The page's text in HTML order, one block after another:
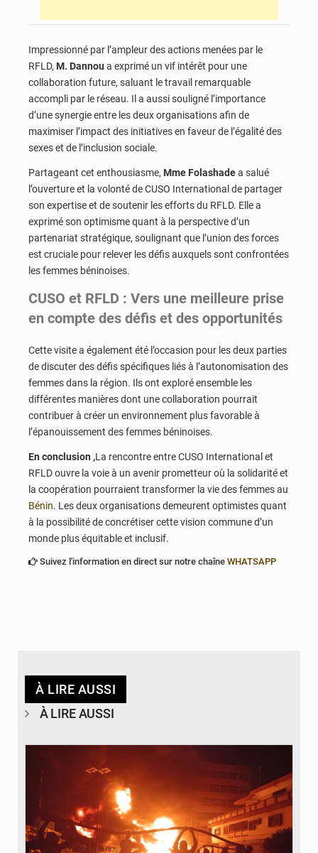
Impressionné par l’ampleur des actions menées par le
RFLD, M. Dannou a exprimé un vif intérêt pour une
collaboration future, saluant le travail remarquable
accompli par le réseau. Il a aussi souligné l’importance
d’une synergie entre les deux organisations afin de
maximiser l’impact des initiatives en faveur de l’égalité des
sexes et de l’inclusion sociale.
Partageant cet enthousiasme, Mme Folashadea salué
l’ouverture et la volonté de CUSO International de partager
son expertise et de soutenir les efforts du RFLD. Elle a
exprimé son optimisme quant à la perspective d’un
partenariat stratégique, soulignant que l’union des forces
est cruciale pour relever les défis auxquels sont confrontées
les femmes béninoises.
CUSO et RFLD : Vers une meilleure prise
en compte des défis et des opportunités
Cette visite a également été l’occasion pour les deux parties
de discuter des défis spécifiques liés à l’autonomisation des
femmes dans la région. Ils ont exploré ensemble les
différentes manières dont une collaboration pourrait
contribuer à créer un environnement plus favorable à
l’épanouissement des femmes béninoises.
En conclusion ,La rencontre entre CUSO International et
RFLD ouvre la voie à un avenir prometteur où la solidarité et
la coopération pourraient transformer la vie des femmes au
Bénin. Les deux organisations demeurent optimistes quant
à la possibilité de concrétiser cette vision commune d’un
monde plus équitable et inclusif.
Suivez l'information en direct sur notre chaîne WHATSAPP
À LIRE AUSSI
À LIRE AUSSI